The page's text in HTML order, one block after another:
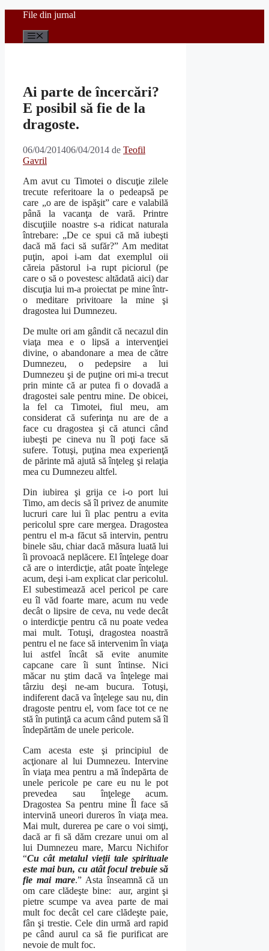
conținut
File din jurnal
Ai parte de încercări?
E posibil să fie de la
dragoste.
06/04/201406/04/2014 de Teofil
Gavril
Am avut cu Timotei o discuţie zilele
trecute referitoare la o pedeapsă pe
care „o are de ispăşit” care e valabilă
până la vacanţa de vară. Printre
discuţiile noastre s-a ridicat naturala
întrebare: „De ce spui că mă iubeşti
dacă mă faci să sufăr?” Am meditat
puţin, apoi i-am dat exemplul oii
căreia păstorul i-a rupt piciorul (pe
care o să o povestesc altădată aici) dar
discuţia lui m-a proiectat pe mine într-
o meditare privitoare la mine şi
dragostea lui Dumnezeu.
De multe ori am gândit că necazul din
viaţa mea e o lipsă a intervenţiei
divine, o abandonare a mea de către
Dumnezeu, o pedepsire a lui
Dumnezeu şi de puţine ori mi-a trecut
prin minte că ar putea fi o dovadă a
dragostei sale pentru mine. De obicei,
la fel ca Timotei, fiul meu, am
considerat că suferinţa nu are de a
face cu dragostea şi că atunci când
iubeşti pe cineva nu îl poţi face să
sufere. Totuşi, puţina mea experienţă
de părinte mă ajută să înţeleg şi relaţia
mea cu Dumnezeu altfel.
Din iubirea şi grija ce i-o port lui
Timo, am decis să îl privez de anumite
lucruri care lui îi plac pentru a evita
pericolul spre care mergea. Dragostea
pentru el m-a făcut să intervin, pentru
binele său, chiar dacă măsura luată lui
îi provoacă neplăcere. El înţelege doar
că are o interdicţie, atât poate înţelege
acum, deşi i-am explicat clar pericolul.
El subestimează acel pericol pe care
eu îl văd foarte mare, acum nu vede
decât o lipsire de ceva, nu vede decât
o interdicţie pentru că nu poate vedea
mai mult. Totuşi, dragostea noastră
pentru el ne face să intervenim în viaţa
lui astfel încât să evite anumite
capcane care îi sunt întinse. Nici
măcar nu ştim dacă va înţelege mai
târziu deşi ne-am bucura. Totuşi,
indiferent dacă va înţelege sau nu, din
dragoste pentru el, vom face tot ce ne
stă în putinţă ca acum când putem să îl
îndepărtăm de unele pericole.
Cam acesta este şi principiul de
acţionare al lui Dumnezeu. Intervine
în viaţa mea pentru a mă îndepărta de
unele pericole pe care eu nu le pot
prevedea sau înţelege acum.
Dragostea Sa pentru mine Îl face să
intervină uneori dureros în viaţa mea.
Mai mult, durerea pe care o voi simţi,
dacă ar fi să dăm crezare unui om al
lui Dumnezeu mare, Marcu Nichifor
“Cu cât metalul vieții tale spirituale
este mai bun, cu atât focul trebuie să
fie mai mare.” Asta înseamnă că un
om care clădeşte bine: aur, argint şi
pietre scumpe va avea parte de mai
mult foc decât cel care clădeşte paie,
fân şi trestie. Cele din urmă ard rapid
pe când aurul ca să fie purificat are
nevoie de mult foc.